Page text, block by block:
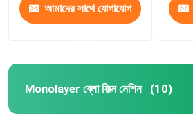
আমাদের সাথে যোগাযোগ
Monolayer ব্লো ফিল্ম মেশিন (10)